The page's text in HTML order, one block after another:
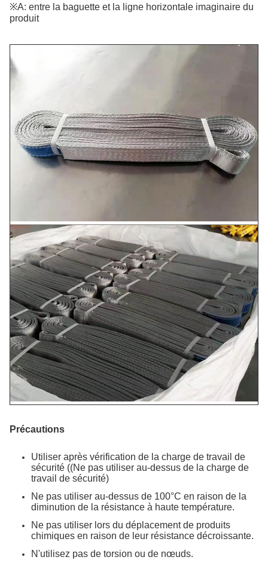
※A: entre la baguette et la ligne horizontale imaginaire du
produit
Précautions
Utiliser après vérification de la charge de travail de
sécurité ((Ne pas utiliser au-dessus de la charge de
travail de sécurité)
Ne pas utiliser au-dessus de 100°C en raison de la
diminution de la résistance à haute température.
Ne pas utiliser lors du déplacement de produits
chimiques en raison de leur résistance décroissante.
N'utilisez pas de torsion ou de nœuds.